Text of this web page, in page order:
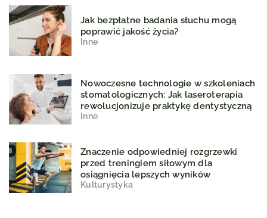
Jak bezpłatne badania słuchu mogą
poprawić jakość życia?
Inne
Nowoczesne technologie w szkoleniach
stomatologicznych: Jak laseroterapia
rewolucjonizuje praktykę dentystyczną
Inne
Znaczenie odpowiedniej rozgrzewki
przed treningiem siłowym dla
osiągnięcia lepszych wyników
Kulturystyka